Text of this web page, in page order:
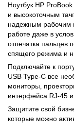
Ноутбук HP
и высокоточным
надежным рабочим
работе даже в
отпечатка пальцев
спящего режима и
Подключайте к
USB Type-C все
мониторы,
интерфейса RJ-45
Защитите свой
которые можно